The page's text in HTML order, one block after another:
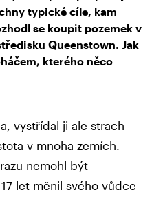
typické cíle, kam
se koupit pozemek v
Queenstown. Jak
kterého něco
vystřídal ji ale strach
v mnoha zemích.
nemohl být
let měnil svého vůdce